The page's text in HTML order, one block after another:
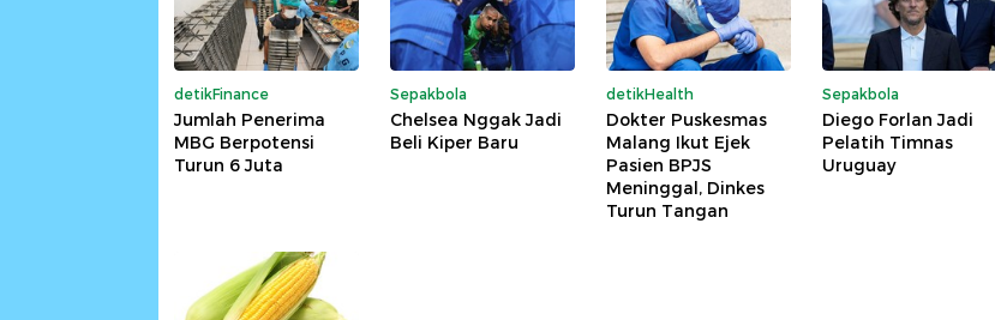
detikFinance
Jumlah Penerima
MBG Berpotensi
Turun 6 Juta
Sepakbola
Chelsea Nggak Jadi
Beli Kiper Baru
detikHealth
Dokter Puskesmas
Malang Ikut Ejek
Pasien BPJS
Meninggal, Dinkes
Turun Tangan
Sepakbola
Diego Forlan Jadi
Pelatih Timnas
Uruguay